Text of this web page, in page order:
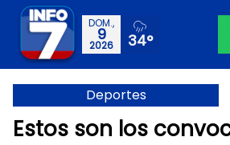
DOM.,
9
2026 34°
Deportes
Estos son los